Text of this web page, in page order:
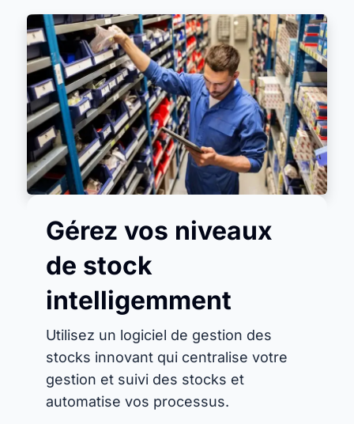
Gérez vos niveaux
de stock
intelligemment
Utilisez un logiciel de gestion des
stocks innovant qui centralise votre
gestion et suivi des stocks et
automatise vos processus.